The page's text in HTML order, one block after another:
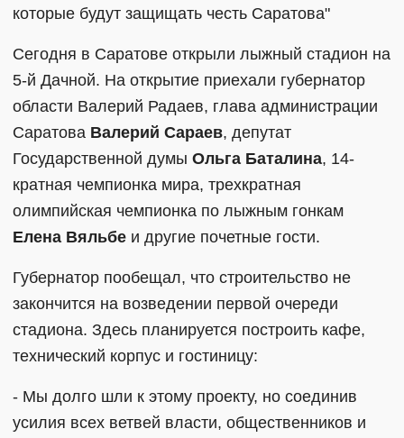
которые будут защищать честь Саратова"
Сегодня в Саратове открыли лыжный стадион на
5-й Дачной. На открытие приехали губернатор
области Валерий Радаев, глава администрации
Саратова Валерий Сараев, депутат
Государственной думы Ольга Баталина, 14-
кратная чемпионка мира, трехкратная
олимпийская чемпионка по лыжным гонкам
Елена Вяльбе и другие почетные гости.
Губернатор пообещал, что строительство не
закончится на возведении первой очереди
стадиона. Здесь планируется построить кафе,
технический корпус и гостиницу:
- Мы долго шли к этому проекту, но соединив
усилия всех ветвей власти, общественников и